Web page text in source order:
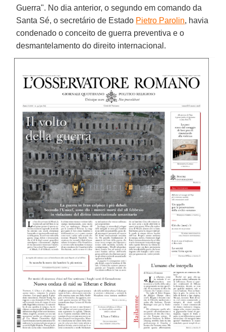
Guerra". No dia anterior, o segundo em comando da
Santa Sé, o secretário de Estado Pietro Parolin, havia
condenado o conceito de guerra preventiva e o
desmantelamento do direito internacional.